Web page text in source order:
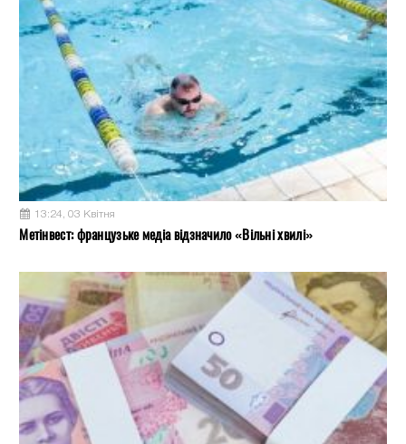
13:24, 03 Квітня
Метінвест: французьке медіа відзначило «Вільні хвилі»